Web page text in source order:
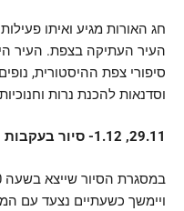
חג האורות מגיע ואיתו
העיר העתיקה בצפת. העיר
סיפורי צפת ההיסטורית,
וסדנאות להכנת נרות
29.11, 1.12- סיור בעקבות החנוכיות שבסמטאות:
ויימשך כשעתיים נצעד עם